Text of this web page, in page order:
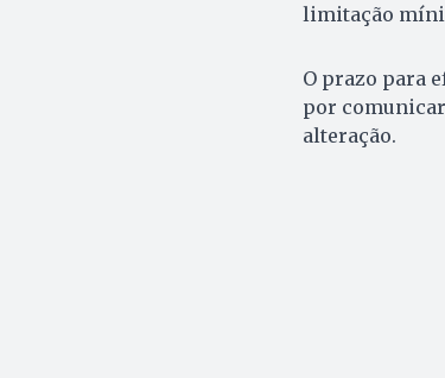
limitação
O prazo para
por comunicar
alteração.